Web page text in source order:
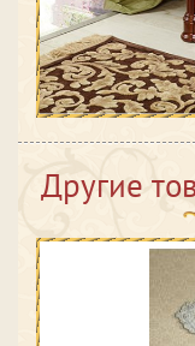
Другие